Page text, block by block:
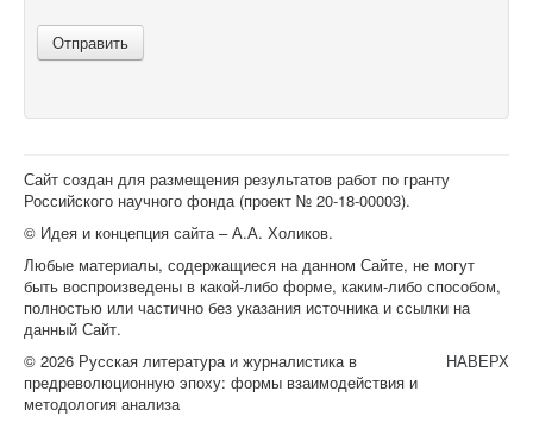
Отправить
Сайт создан для размещения результатов работ по гранту
Российского научного фонда (проект № 20-18-00003).
© Идея и концепция сайта – А.А. Холиков.
Любые материалы, содержащиеся на данном Сайте, не могут
быть воспроизведены в какой-либо форме, каким-либо способом,
полностью или частично без указания источника и ссылки на
данный Сайт.
НАВЕРХ
© 2026 Русская литература и журналистика в
предреволюционную эпоху: формы взаимодействия и
методология анализа